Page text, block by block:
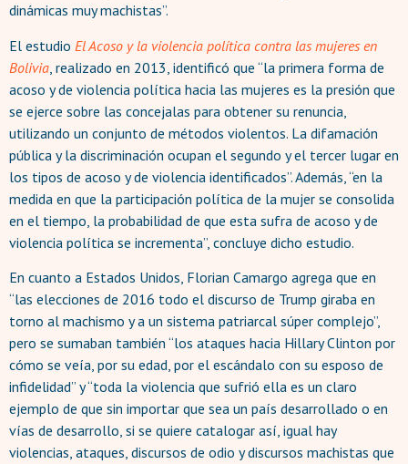
dinámicas muy machistas”.
El estudio El Acoso y la violencia política contra las mujeres en
Bolivia , realizado en 2013, identificó que “la primera forma de
acoso y de violencia política hacia las mujeres es la presión que
se ejerce sobre las concejalas para obtener su renuncia,
utilizando un conjunto de métodos violentos. La difamación
pública y la discriminación ocupan el segundo y el tercer lugar en
los tipos de acoso y de violencia identificados”. Además, “en la
medida en que la participación política de la mujer se consolida
en el tiempo, la probabilidad de que esta sufra de acoso y de
violencia política se incrementa”, concluye dicho estudio.
En cuanto a Estados Unidos, Florian Camargo agrega que en
“las elecciones de 2016 todo el discurso de Trump giraba en
torno al machismo y a un sistema patriarcal súper complejo”,
pero se sumaban también “los ataques hacia Hillary Clinton por
cómo se veía, por su edad, por el escándalo con su esposo de
infidelidad” y “toda la violencia que sufrió ella es un claro
ejemplo de que sin importar que sea un país desarrollado o en
vías de desarrollo, si se quiere catalogar así, igual hay
violencias, ataques, discursos de odio y discursos machistas que